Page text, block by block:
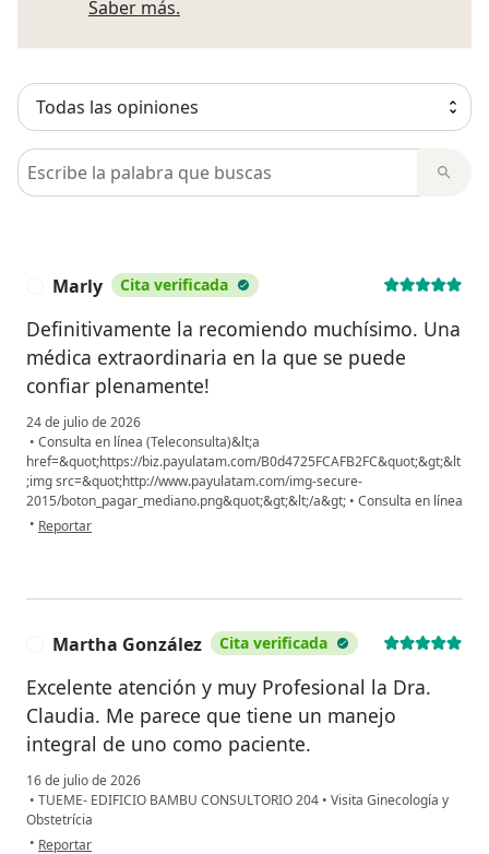
Saber más.
Busca en opiniones
Marly Cita verificada
Definitivamente la recomiendo muchísimo. Una
médica extraordinaria en la que se puede
confiar plenamente!
24 de julio de 2026
• Consulta en línea (Teleconsulta)&lt;a
href=&quot;https://biz.payulatam.com/B0d4725FCAFB2FC&quot;&gt;&lt
;img src=&quot;http://www.payulatam.com/img-secure-
2015/boton_pagar_mediano.png&quot;&gt;&lt;/a&gt; • Consulta en línea
• en opinión del usuario Marly
Reportar
Martha González Cita verificada
Excelente atención y muy Profesional la Dra.
Claudia. Me parece que tiene un manejo
integral de uno como paciente.
16 de julio de 2026
• TUEME- EDIFICIO BAMBU CONSULTORIO 204 • Visita Ginecología y
Obstetrícia
• en opinión del usuario Martha González
Reportar